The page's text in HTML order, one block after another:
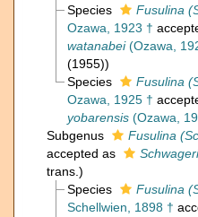
Species
Fusulina
Ozawa, 1923 †
watanabei(Ozawa,
(1955))
Species
Fusulina
Ozawa, 1925 †
yobarensis(Ozawa,
Subgenus
Fusulina
accepted as
trans.)
Species
Fusulina
Schellwien, 1898 †